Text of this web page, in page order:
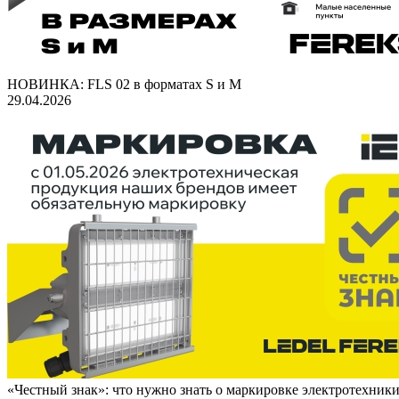
НОВИНКА: FLS 02 в форматах S и M
29.04.2026
«Честный знак»: что нужно знать о маркировке электротехники